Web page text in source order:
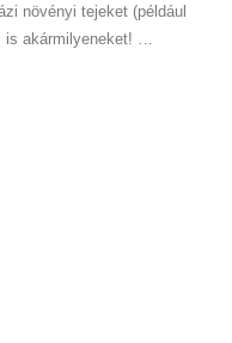
növényi tejeket (például
akármilyeneket! …